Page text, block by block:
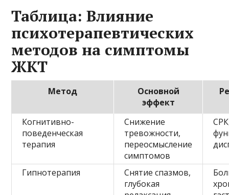
Таблица: Влияние
психотерапевтических
методов на симптомы
ЖКТ
Метод
Основной
эффект
Когнитивно-
поведенческая
терапия
Снижение
тревожности,
переосмысление
симптомов
Гипнотерапия
Снятие спазмов,
глубокая